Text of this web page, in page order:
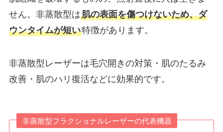
せん。非蒸散型は肌の表面を傷つけないため、ダ
ウンタイムが短い特徴があります。
非蒸散型レーザーは毛穴開きの対策・肌のたるみ
改善・肌のハリ復活などに効果的です。
非蒸散型フラクショナルレーザーの代表機器